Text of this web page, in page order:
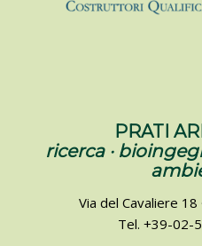
PRATI
ricerca ·
Via del Cavaliere
Tel. +39-02-